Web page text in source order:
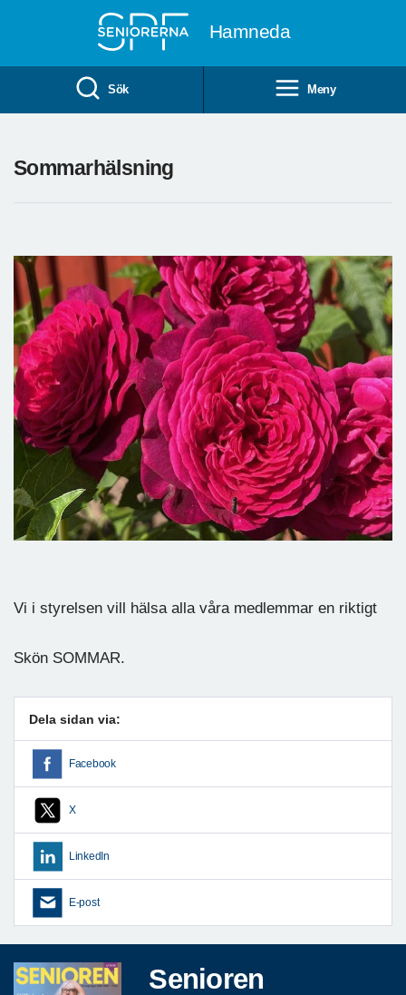
Hamneda
Sök Meny
Sommarhälsning
Vi i styrelsen vill hälsa alla våra medlemmar en riktigt
Skön SOMMAR.
Dela sidan via:
Facebook
X
LinkedIn
E-post
Senioren